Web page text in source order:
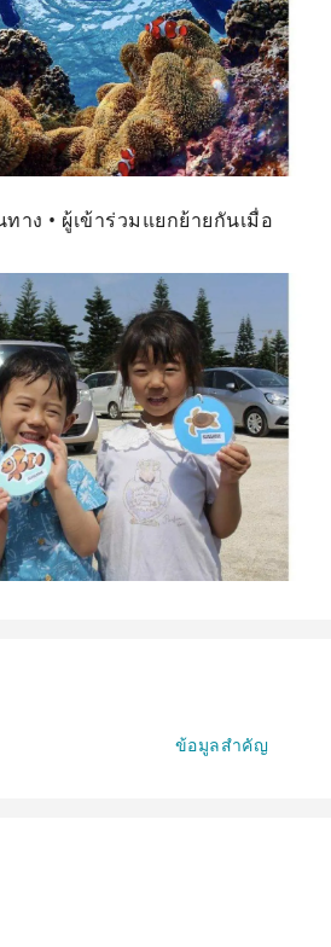
าง • ผู้เข้าร่วมแยกย้ายกันเมื่อ
ข้อมูลสำคัญ